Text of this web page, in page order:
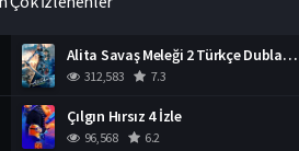
Alita Savaş Meleği 2 Türkçe Dublaj İzle HD Film
312,583 7.3
Çılgın Hırsız 4 İzle
96,568 6.2